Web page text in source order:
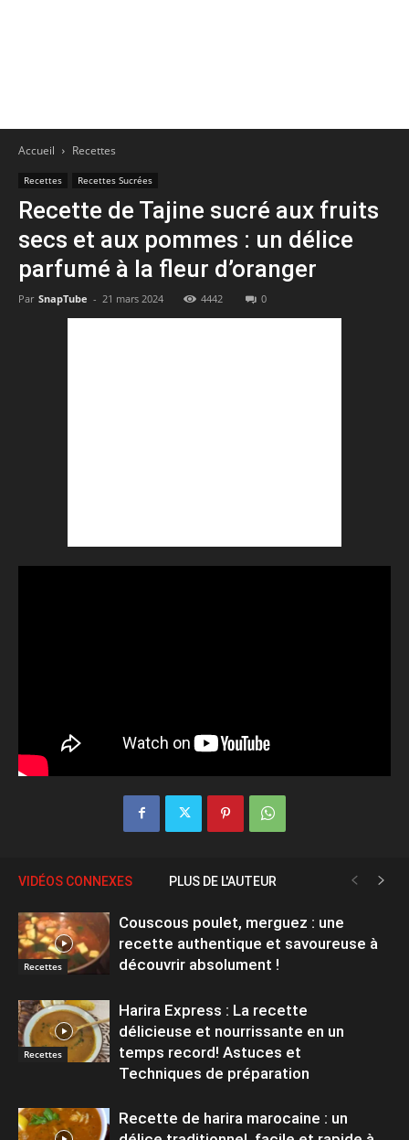
Accueil Recettes
Recettes Recettes Sucrées
Recette de Tajine sucré aux fruits
secs et aux pommes : un délice
parfumé à la fleur d’oranger
Par SnapTube - 21 mars 2024 4442 0
VIDÉOS CONNEXES PLUS DE L'AUTEUR
Recettes
Couscous poulet, merguez : une
recette authentique et savoureuse à
découvrir absolument !
Recettes
Harira Express : La recette
délicieuse et nourrissante en un
temps record! Astuces et
Techniques de préparation
Recette de harira marocaine : un